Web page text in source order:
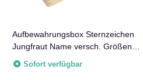
Aufbewahrungsbox Sternzeichen
Jungfraut Name versch. Größen
Natur Weiß
Sofort verfügbar